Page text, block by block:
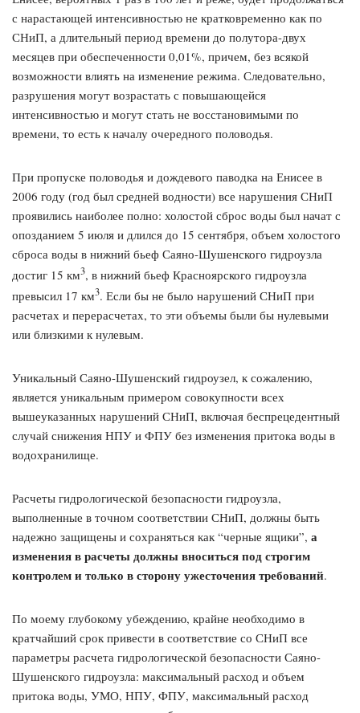
с нарастающей интенсивностью не кратковременно как по
СНиП, а длительный период времени до полутора-двух
месяцев при обеспеченности 0,01%, причем, без всякой
возможности влиять на изменение режима. Следовательно,
разрушения могут возрастать с повышающейся
интенсивностью и могут стать не восстановимыми по
времени, то есть к началу очередного половодья.
При пропуске половодья и дождевого паводка на Енисее в
2006 году (год был средней водности) все нарушения СНиП
проявились наиболее полно: холостой сброс воды был начат с
опозданием 5 июля и длился до 15 сентября, объем холостого
сброса воды в нижний бьеф Саяно-Шушенского гидроузла
достиг 15 км3, в нижний бьеф Красноярского гидроузла
превысил 17 км3. Если бы не было нарушений СНиП при
расчетах и перерасчетах, то эти объемы были бы нулевыми
или близкими к нулевым.
Уникальный Саяно-Шушенский гидроузел, к сожалению,
является уникальным примером совокупности всех
вышеуказанных нарушений СНиП, включая беспрецедентный
случай снижения НПУ и ФПУ без изменения притока воды в
водохранилище.
Расчеты гидрологической безопасности гидроузла,
выполненные в точном соответствии СНиП, должны быть
надежно защищены и сохраняться как “черные ящики”, а
изменения в расчеты должны вноситься под строгим
контролем и только в сторону ужесточения требований.
По моему глубокому убеждению, крайне необходимо в
кратчайший срок привести в соответствие со СНиП все
параметры расчета гидрологической безопасности Саяно-
Шушенского гидроузла: максимальный расход и объем
притока воды, УМО, НПУ, ФПУ, максимальный расход